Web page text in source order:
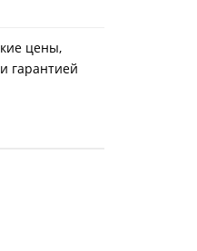
цены,
гарантией